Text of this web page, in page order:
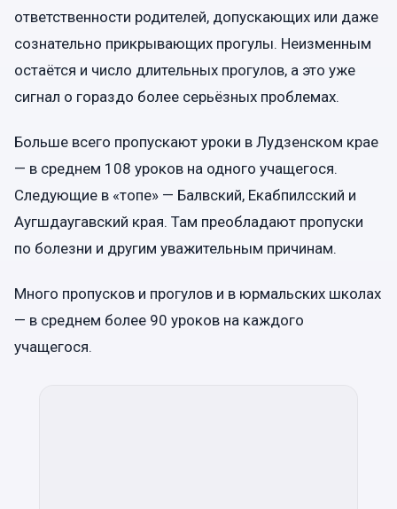
ответственности родителей, допускающих или даже
сознательно прикрывающих прогулы. Неизменным
остаётся и число длительных прогулов, а это уже
сигнал о гораздо более серьёзных проблемах.
Больше всего пропускают уроки в Лудзенском крае
— в среднем 108 уроков на одного учащегося.
Следующие в «топе» — Балвский, Екабпилсский и
Аугшдаугавский края. Там преобладают пропуски
по болезни и другим уважительным причинам.
Много пропусков и прогулов и в юрмальских школах
— в среднем более 90 уроков на каждого
учащегося.